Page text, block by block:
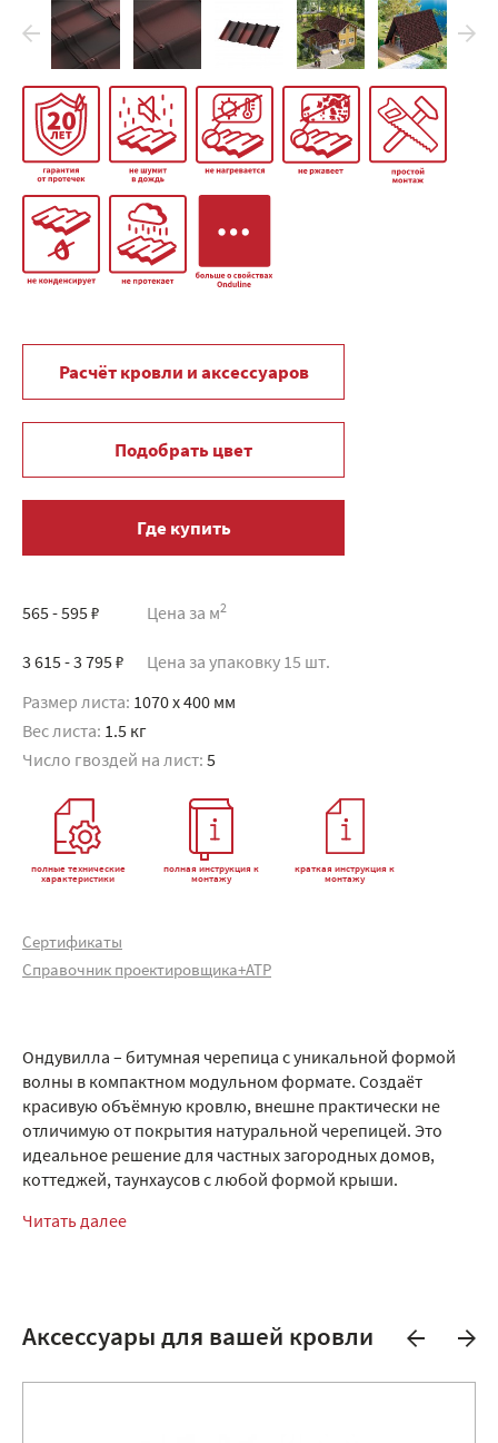
Расчёт кровли и аксессуаров
Подобрать цвет
Где купить
565 - 595 ₽ Цена за м2
3 615 - 3 795 ₽ Цена за упаковку 15 шт.
Размер листа: 1070 x 400 мм
Вес листа: 1.5 кг
Число гвоздей на лист: 5
полные технические
характеристики
полная инструкция к
монтажу
краткая инструкция к
монтажу
Сертификаты
Справочник проектировщика+АТР
Ондувилла – битумная черепица с уникальной формой
волны в компактном модульном формате. Создаёт
красивую объёмную кровлю, внешне практически не
отличимую от покрытия натуральной черепицей. Это
идеальное решение для частных загородных домов,
коттеджей, таунхаусов с любой формой крыши.
Читать далее
Аксессуары для вашей кровли